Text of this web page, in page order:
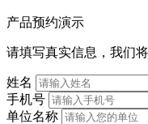
产品预约演示
请填写真实信息，我们
姓名
手机号
单位名称